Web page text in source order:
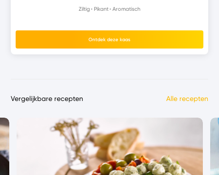
Ziltig Pikant Aromatisch
Ontdek deze kaas
Vergelijkbare recepten Alle recepten